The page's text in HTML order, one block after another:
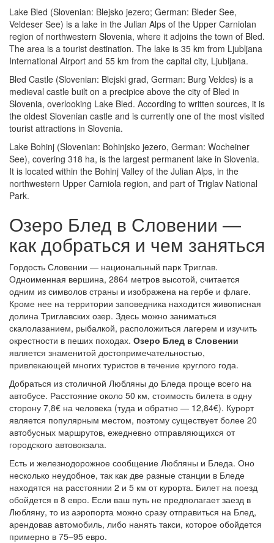
Lake Bled (Slovenian: Blejsko jezero; German: Bleder See,
Veldeser See) is a lake in the Julian Alps of the Upper Carniolan
region of northwestern Slovenia, where it adjoins the town of Bled.
The area is a tourist destination. The lake is 35 km from Ljubljana
International Airport and 55 km from the capital city, Ljubljana.
Bled Castle (Slovenian: Blejski grad, German: Burg Veldes) is a
medieval castle built on a precipice above the city of Bled in
Slovenia, overlooking Lake Bled. According to written sources, it is
the oldest Slovenian castle and is currently one of the most visited
tourist attractions in Slovenia.
Lake Bohinj (Slovenian: Bohinjsko jezero, German: Wocheiner
See), covering 318 ha, is the largest permanent lake in Slovenia.
It is located within the Bohinj Valley of the Julian Alps, in the
northwestern Upper Carniola region, and part of Triglav National
Park.
Озеро Блед в Словении —
как добраться и чем заняться
Гордость Словении — национальный парк Триглав.
Одноименная вершина, 2864 метров высотой, считается
одним из символов страны и изображена на гербе и флаге.
Кроме нее на территории заповедника находится живописная
долина Триглавских озер. Здесь можно заниматься
скалолазанием, рыбалкой, расположиться лагерем и изучить
окрестности в пеших походах. Озеро Блед в Словении
является знаменитой достопримечательностью,
привлекающей многих туристов в течение круглого года.
Добраться из столичной Любляны до Бледа проще всего на
автобусе. Расстояние около 50 км, стоимость билета в одну
сторону 7,8€ на человека (туда и обратно — 12,84€). Курорт
является популярным местом, поэтому существует более 20
автобусных маршрутов, ежедневно отправляющихся от
городского автовокзала.
Есть и железнодорожное сообщение Любляны и Бледа. Оно
несколько неудобное, так как две разные станции в Бледе
находятся на расстоянии 2 и 5 км от курорта. Билет на поезд
обойдется в 8 евро. Если ваш путь не предполагает заезд в
Любляну, то из аэропорта можно сразу отправиться на Блед,
арендовав автомобиль, либо нанять такси, которое обойдется
примерно в 75–95 евро.